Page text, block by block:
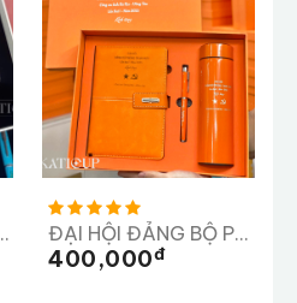
Phường Phú Lâm ĐẠI HỘI ĐẢNG BỘ PHÒNG THAM MƯU
400,000Đ